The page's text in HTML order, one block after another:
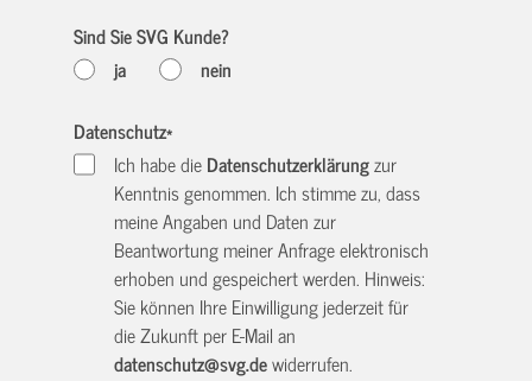
Sind Sie SVG Kunde?
ja
nein
Datenschutz*
Ich habe dieDatenschutzerklärungzur
Kenntnis genommen. Ich stimme zu, dass
meine Angaben und Daten zur
Beantwortung meiner Anfrage elektronisch
erhoben und gespeichert werden. Hinweis:
Sie können Ihre Einwilligung jederzeit für
die Zukunft per E-Mail an
datenschutz@svg.dewiderrufen.